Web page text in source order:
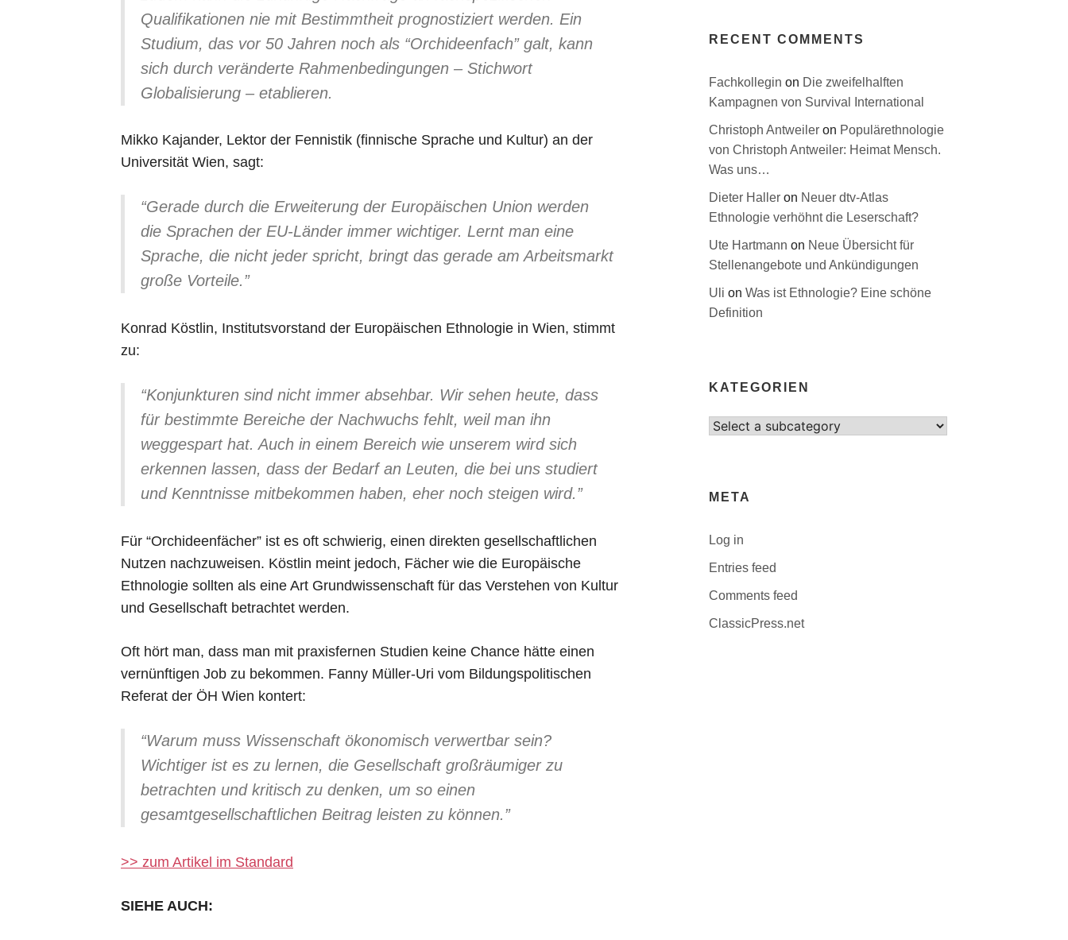
Qualifikationen nie mit Bestimmtheit prognostiziert werden. Ein
Studium, das vor 50 Jahren noch als “Orchideenfach” galt, kann
sich durch veränderte Rahmenbedingungen – Stichwort
Globalisierung – etablieren.
Mikko Kajander, Lektor der Fennistik (finnische Sprache und Kultur) an der
Universität Wien, sagt:
“Gerade durch die Erweiterung der Europäischen Union werden
die Sprachen der EU-Länder immer wichtiger. Lernt man eine
Sprache, die nicht jeder spricht, bringt das gerade am Arbeitsmarkt
große Vorteile.”
Konrad Köstlin, Institutsvorstand der Europäischen Ethnologie in Wien, stimmt
zu:
“Konjunkturen sind nicht immer absehbar. Wir sehen heute, dass
für bestimmte Bereiche der Nachwuchs fehlt, weil man ihn
weggespart hat. Auch in einem Bereich wie unserem wird sich
erkennen lassen, dass der Bedarf an Leuten, die bei uns studiert
und Kenntnisse mitbekommen haben, eher noch steigen wird.”
Für “Orchideenfächer” ist es oft schwierig, einen direkten gesellschaftlichen
Nutzen nachzuweisen. Köstlin meint jedoch, Fächer wie die Europäische
Ethnologie sollten als eine Art Grundwissenschaft für das Verstehen von Kultur
und Gesellschaft betrachtet werden.
Oft hört man, dass man mit praxisfernen Studien keine Chance hätte einen
vernünftigen Job zu bekommen. Fanny Müller-Uri vom Bildungspolitischen
Referat der ÖH Wien kontert:
“Warum muss Wissenschaft ökonomisch verwertbar sein?
Wichtiger ist es zu lernen, die Gesellschaft großräumiger zu
betrachten und kritisch zu denken, um so einen
gesamtgesellschaftlichen Beitrag leisten zu können.”
>> zum Artikel im Standard
SIEHE AUCH:
RECENT COMMENTS
Fachkollegin on Die zweifelhalften
Kampagnen von Survival International
Christoph Antweiler on Populärethnologie
von Christoph Antweiler: Heimat Mensch.
Was uns…
Dieter Haller on Neuer dtv-Atlas
Ethnologie verhöhnt die Leserschaft?
Ute Hartmann on Neue Übersicht für
Stellenangebote und Ankündigungen
Uli on Was ist Ethnologie? Eine schöne
Definition
KATEGORIEN
Select
META
Log in
Entries feed
Comments feed
ClassicPress.net